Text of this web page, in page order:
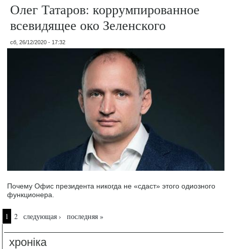
Олег Татаров: коррумпированное
всевидящее око Зеленского
сб, 26/12/2020 - 17:32
Почему Офис президента никогда не «сдаст» этого одиозного
функционера.
Страницы
1 2 следующая › последняя »
хроніка